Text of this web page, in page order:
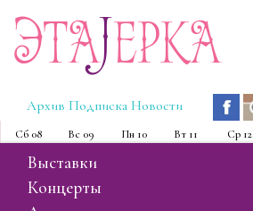
ЭтаJерка
Архив Подписка Новости
Сб 08 Вс 09 Пн 10 Вт 11 Ср 12
выставки
концерты